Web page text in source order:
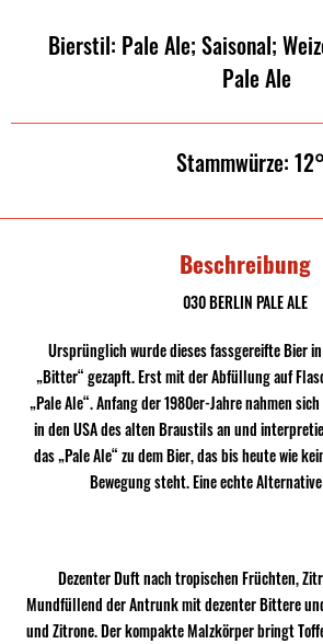
Bierstil: Pale Ale; Saisonal;
Pale Ale
Stammwürze:
Beschreibung
030 BERLIN PALE ALE
Ursprünglich wurde dieses fassgereifte Bier
„Bitter“ gezapft. Erst mit der Abfüllung auf
„Pale Ale“. Anfang der 1980er-Jahre nahmen
in den USA des alten Braustils an und
das „Pale Ale“ zu dem Bier, das bis heute wie
Bewegung steht. Eine echte
Dezenter Duft nach tropischen Früchten,
Mundfüllend der Antrunk mit dezenter Bittere
und Zitrone. Der kompakte Malzkörper bringt